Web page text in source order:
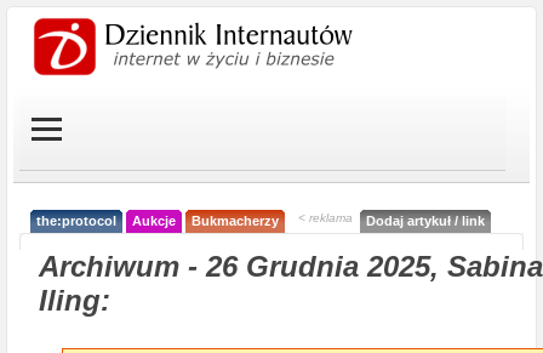
the:protocol Aukcje Bukmacherzy < reklama Dodaj artykuł / link
Archiwum - 26 Grudnia 2025, Sabina
Iling: